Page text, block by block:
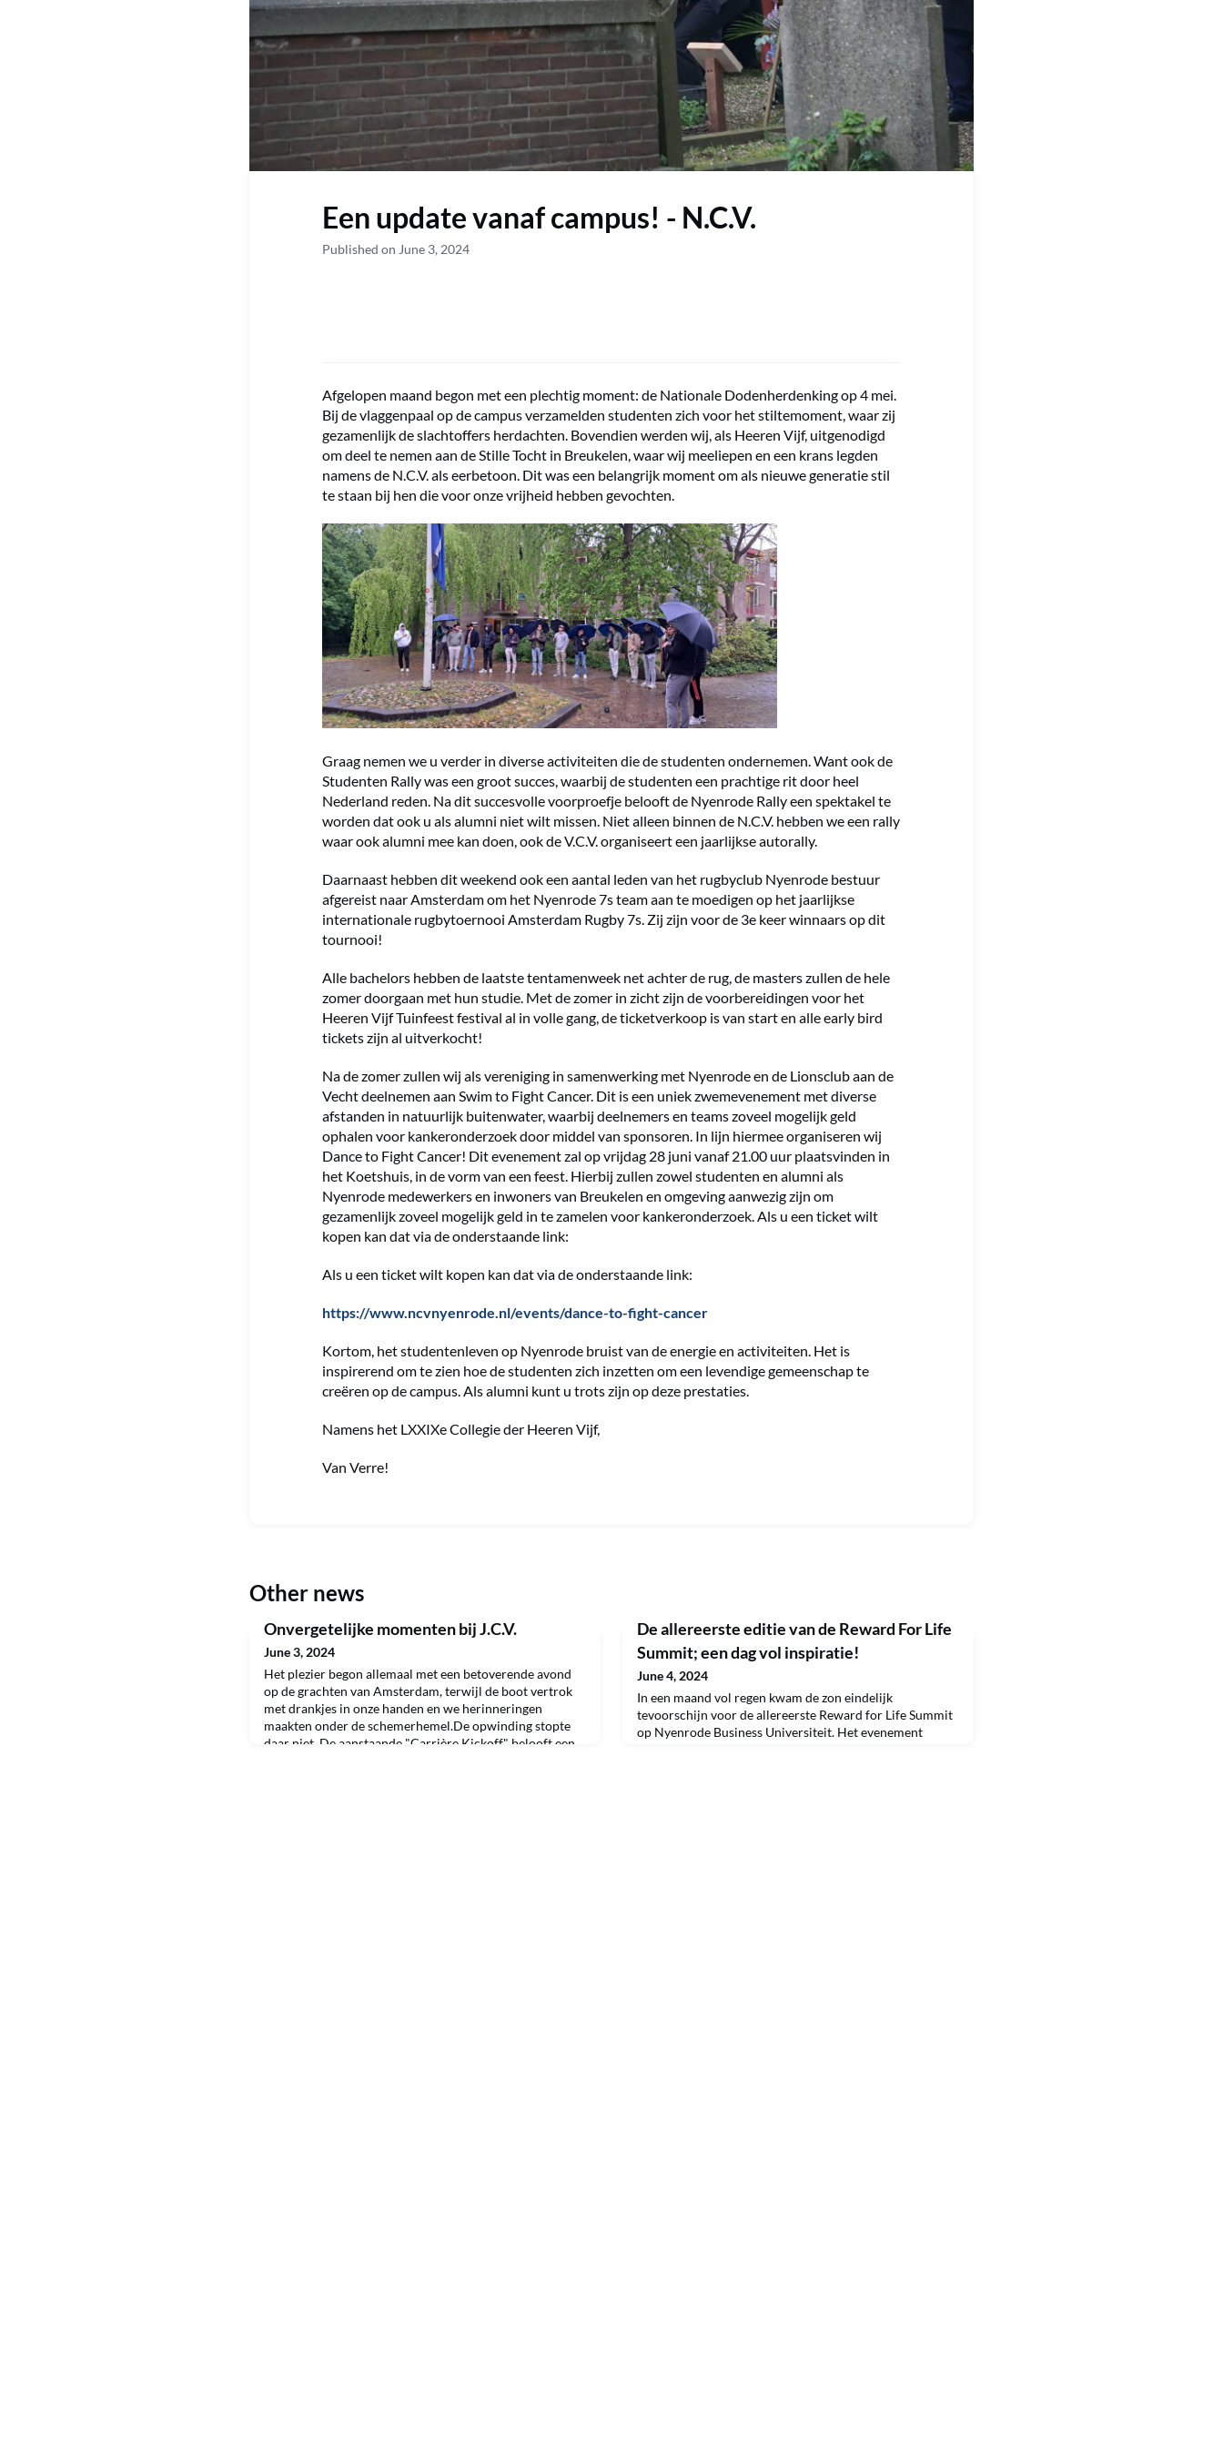
Een update vanaf campus! - N.C.V.
Published on June 3, 2024
Afgelopen maand begon met een plechtig moment: de Nationale Dodenherdenking op 4 mei.
Bij de vlaggenpaal op de campus verzamelden studenten zich voor het stiltemoment, waar zij
gezamenlijk de slachtoffers herdachten. Bovendien werden wij, als Heeren Vijf, uitgenodigd
om deel te nemen aan de Stille Tocht in Breukelen, waar wij meeliepen en een krans legden
namens de N.C.V. als eerbetoon. Dit was een belangrijk moment om als nieuwe generatie stil
te staan bij hen die voor onze vrijheid hebben gevochten.
Graag nemen we u verder in diverse activiteiten die de studenten ondernemen. Want ook de
Studenten Rally was een groot succes, waarbij de studenten een prachtige rit door heel
Nederland reden. Na dit succesvolle voorproefje belooft de Nyenrode Rally een spektakel te
worden dat ook u als alumni niet wilt missen. Niet alleen binnen de N.C.V. hebben we een rally
waar ook alumni mee kan doen, ook de V.C.V. organiseert een jaarlijkse autorally.
Daarnaast hebben dit weekend ook een aantal leden van het rugbyclub Nyenrode bestuur
afgereist naar Amsterdam om het Nyenrode 7s team aan te moedigen op het jaarlijkse
internationale rugbytoernooi Amsterdam Rugby 7s. Zij zijn voor de 3e keer winnaars op dit
tournooi!
Alle bachelors hebben de laatste tentamenweek net achter de rug, de masters zullen de hele
zomer doorgaan met hun studie. Met de zomer in zicht zijn de voorbereidingen voor het
Heeren Vijf Tuinfeest festival al in volle gang, de ticketverkoop is van start en alle early bird
tickets zijn al uitverkocht!
Na de zomer zullen wij als vereniging in samenwerking met Nyenrode en de Lionsclub aan de
Vecht deelnemen aan Swim to Fight Cancer. Dit is een uniek zwemevenement met diverse
afstanden in natuurlijk buitenwater, waarbij deelnemers en teams zoveel mogelijk geld
ophalen voor kankeronderzoek door middel van sponsoren. In lijn hiermee organiseren wij
Dance to Fight Cancer! Dit evenement zal op vrijdag 28 juni vanaf 21.00 uur plaatsvinden in
het Koetshuis, in de vorm van een feest. Hierbij zullen zowel studenten en alumni als
Nyenrode medewerkers en inwoners van Breukelen en omgeving aanwezig zijn om
gezamenlijk zoveel mogelijk geld in te zamelen voor kankeronderzoek. Als u een ticket wilt
kopen kan dat via de onderstaande link:
Als u een ticket wilt kopen kan dat via de onderstaande link:
https://www.ncvnyenrode.nl/events/dance-to-fight-cancer
Kortom, het studentenleven op Nyenrode bruist van de energie en activiteiten. Het is
inspirerend om te zien hoe de studenten zich inzetten om een levendige gemeenschap te
creëren op de campus. Als alumni kunt u trots zijn op deze prestaties.
Namens het LXXIXe Collegie der Heeren Vijf,
Van Verre!
Other news
Onvergetelijke momenten bij J.C.V.
June 3, 2024
Het plezier begon allemaal met een betoverende avond
op de grachten van Amsterdam, terwijl de boot vertrok
met drankjes in onze handen en we herinneringen
maakten onder de schemerhemel.De opwinding stopte
daar niet. De aanstaande "Carrière Kickoff" belooft een
De allereerste editie van de Reward For Life
Summit; een dag vol inspiratie!
June 4, 2024
In een maand vol regen kwam de zon eindelijk
tevoorschijn voor de allereerste Reward for Life Summit
op Nyenrode Business Universiteit. Het evenement